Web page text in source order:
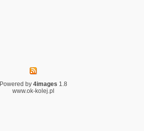
Powered by 4images 1.8
www.ok-kolej.pl